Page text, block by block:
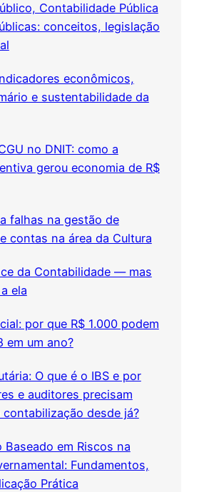
Contabilidade Pública
conceitos, legislação
econômicos,
e sustentabilidade da
no DNIT: como a
gerou economia de R$
falhas na gestão de
contas na área da Cultura
da Contabilidade — mas
ela
por que R$ 1.000 podem
em um ano?
O que é o IBS e por
e auditores precisam
desde já?
Baseado em Riscos na
Fundamentos,
Prática